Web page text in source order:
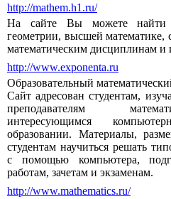
http://mathem.h1.ru/
На сайте Вы можете найти
геометрии, высшей
математическим дисциплинам и
http://www.exponenta.ru
Образовательный
Сайт адресован студентам,
преподавателям
интересующимся
образовании. Материалы,
студентам научиться решать
с помощью компьютера,
работам, зачетам и экзаменам.
http://www.mathematics.ru/